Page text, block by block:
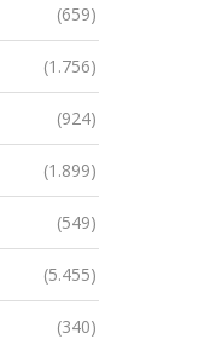
(659)
(1.756)
(924)
(1.899)
(549)
(5.455)
(340)